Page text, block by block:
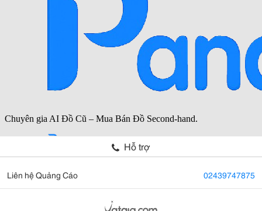
Hỗ trợ
Liên hệ Quảng Cáo 02439747875